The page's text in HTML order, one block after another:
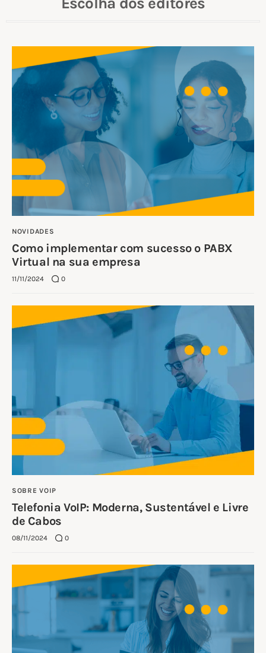
NOVIDADES
Como implementar com sucesso o PABX
Virtual na sua empresa
11/11/2024 0
SOBRE VOIP
Telefonia VoIP: Moderna, Sustentável e Livre
de Cabos
08/11/2024 0